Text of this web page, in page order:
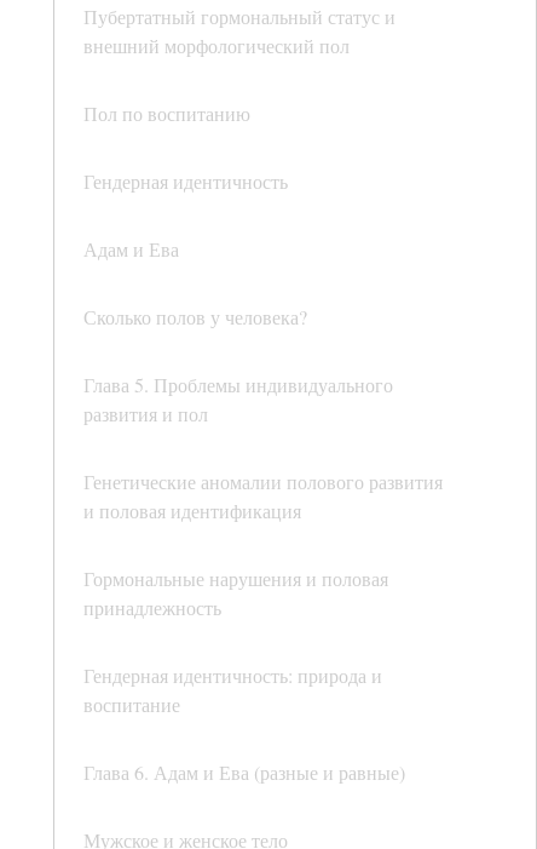
Пубертатный гормональный статус и
внешний морфологический пол
Пол по воспитанию
Гендерная идентичность
Адам и Ева
Сколько полов у человека?
Глава 5. Проблемы индивидуального
развития и пол
Генетические аномалии полового развития
и половая идентификация
Гормональные нарушения и половая
принадлежность
Гендерная идентичность: природа и
воспитание
Глава 6. Адам и Ева (разные и равные)
Мужское и женское тело